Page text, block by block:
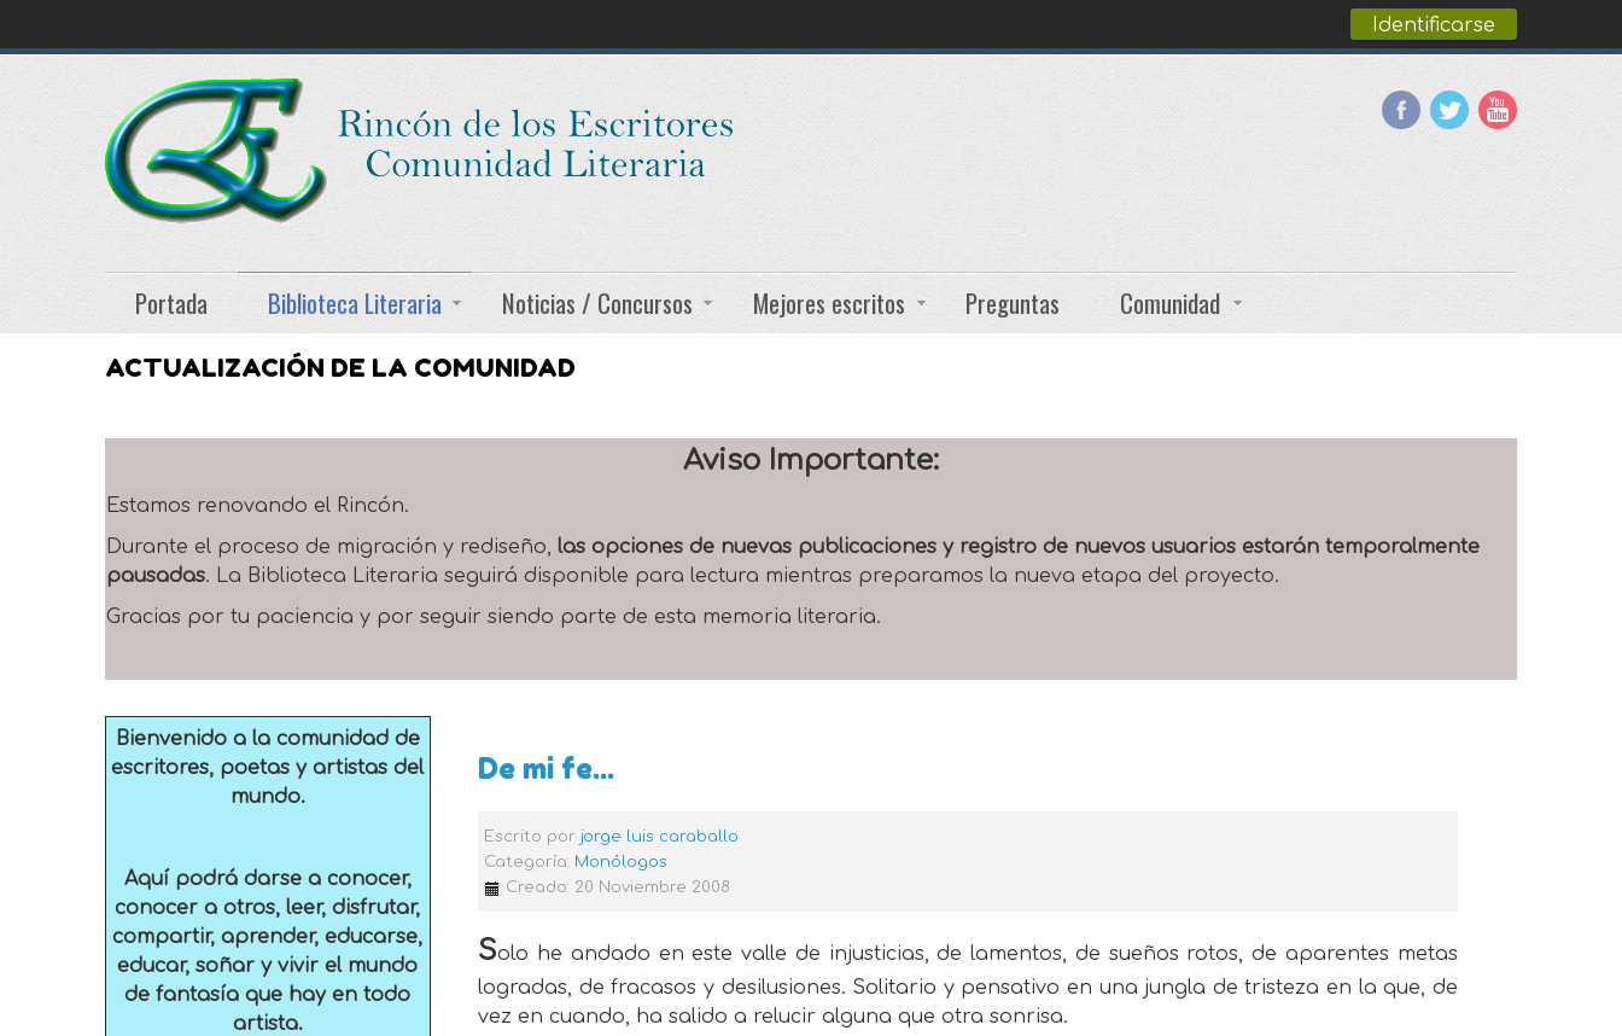
Identificarse
Portada Biblioteca Literaria Noticias / Concursos Mejores escritos Preguntas Comunidad
ACTUALIZACIÓN DE LA COMUNIDAD
Aviso Importante:
Estamos renovando el Rincón.
Durante el proceso de migración y rediseño, las opciones de nuevas publicaciones y registro de nuevos usuarios estarán temporalmente
pausadas. La Biblioteca Literaria seguirá disponible para lectura mientras preparamos la nueva etapa del proyecto.
Gracias por tu paciencia y por seguir siendo parte de esta memoria literaria.
De mi fe...
Escrito por jorge luis caraballo
Categoría: Monólogos
Creado: 20 Noviembre 2008
Solo he andado en este valle de injusticias, de lamentos, de sueños rotos, de aparentes metas
logradas, de fracasos y desilusiones. Solitario y pensativo en una jungla de tristeza en la que, de
vez en cuando, ha salido a relucir alguna que otra sonrisa.
Bienvenido a la comunidad de
escritores, poetas y artistas del
mundo.
Aquí podrá darse a conocer,
conocer a otros, leer, disfrutar,
compartir, aprender, educarse,
educar, soñar y vivir el mundo
de fantasía que hay en todo
artista.